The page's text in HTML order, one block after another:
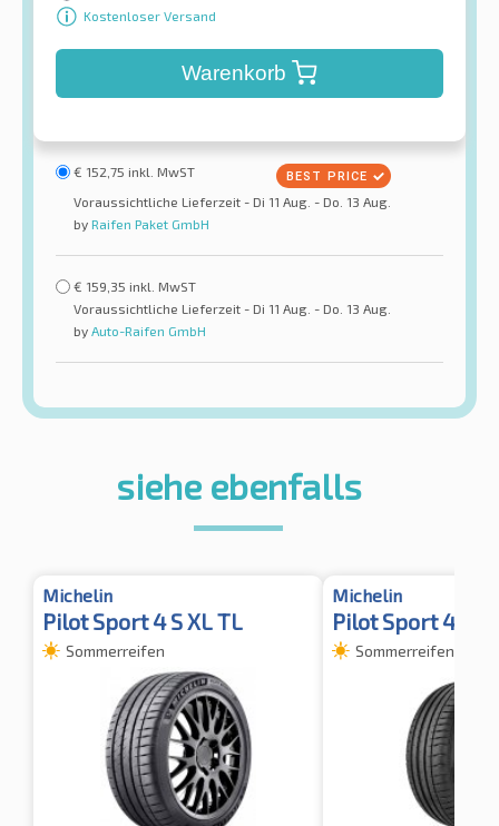
Kostenloser Versand
Warenkorb
€ 152,75 inkl. MwST
Voraussichtliche Lieferzeit - Di 11 Aug. - Do. 13 Aug.
by Raifen Paket GmbH
€ 159,35 inkl. MwST
Voraussichtliche Lieferzeit - Di 11 Aug. - Do. 13 Aug.
by Auto-Raifen GmbH
siehe ebenfalls
Michelin
Pilot Sport 4 S XL TL
Sommerreifen
Michelin
Pilot Sport 4 XL
Sommerreifen